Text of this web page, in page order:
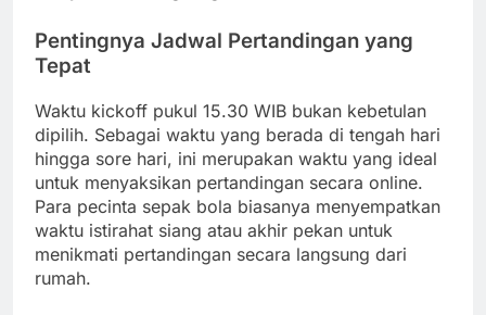
Pentingnya Jadwal Pertandingan yang
Tepat
Waktu kickoff pukul 15.30 WIB bukan kebetulan
dipilih. Sebagai waktu yang berada di tengah hari
hingga sore hari, ini merupakan waktu yang ideal
untuk menyaksikan pertandingan secara online.
Para pecinta sepak bola biasanya menyempatkan
waktu istirahat siang atau akhir pekan untuk
menikmati pertandingan secara langsung dari
rumah.